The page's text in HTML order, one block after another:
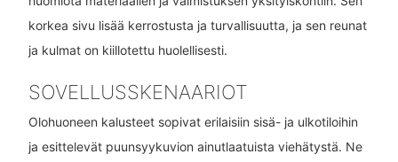
korkea sivu lisää kerrostusta ja turvallisuutta, ja sen reunat
ja kulmat on kiillotettu huolellisesti.
SOVELLUSSKENAARIOT
Olohuoneen kalusteet sopivat erilaisiin sisä- ja ulkotiloihin
ja esittelevät puunsyykuvion ainutlaatuista viehätystä. Ne